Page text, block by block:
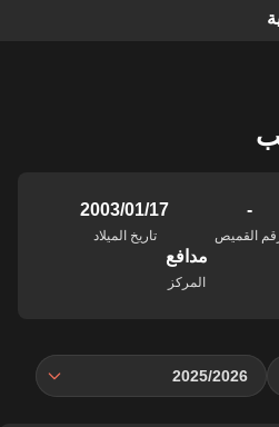
-
القميص
17‏/01‏/2003
تاريخ الميلاد
مدافع
المركز
2025/2026